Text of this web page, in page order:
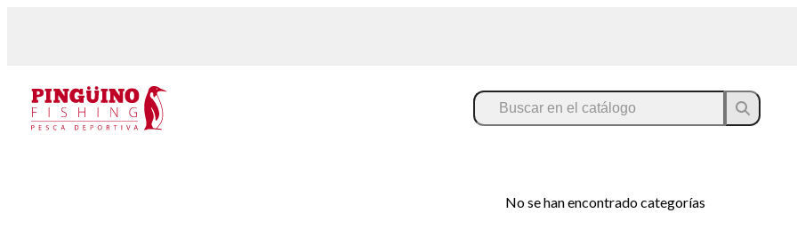
No se han encontrado categorías